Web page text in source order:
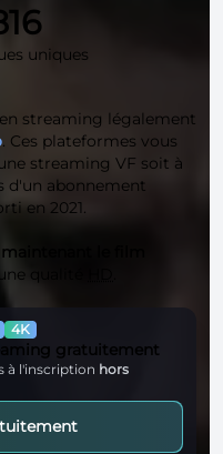
uniques
streaming légalement
. Ces plateformes vous
streaming VF soit à
d'un abonnement
en 2021.
maintenant le film
qualité
4K
gratuitement
à l'inscription hors